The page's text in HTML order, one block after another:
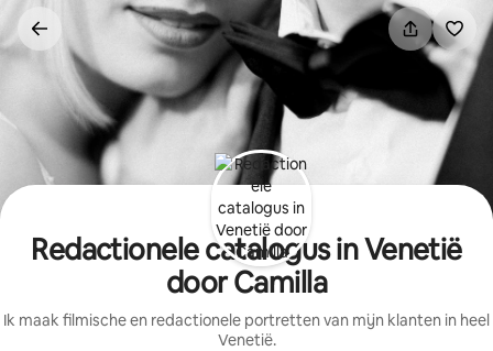
direct
naar
Redactionele catalogus in Venetië
door Camilla
Ik maak filmische en redactionele portretten van mijn klanten in heel
Venetië.